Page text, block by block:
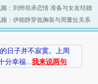
：刘烨坦承恋情 准备与女友结婚
：伊能静穿低胸装与周董扯关系
日子并不寂寞。上周
幸福... 我来说两句